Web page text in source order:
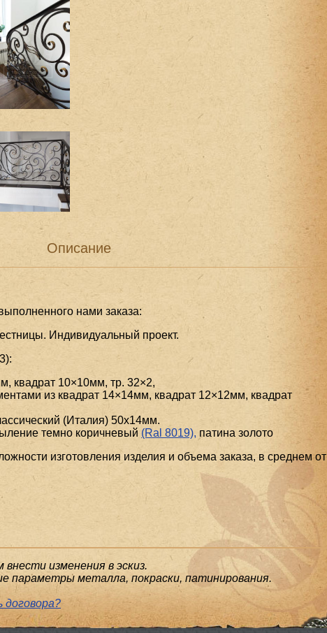
Описание
нами заказа:
Индивидуальный проект.
квадрат 10×10мм, тр. 32×2,
из квадрат 14×14мм, квадрат 12×12мм, квадрат
(Италия) 50x14мм.
темно коричневый (Ral 8019), патина золото
изготовления изделия и объема заказа, в среднем от
изменения в эскиз.
параметры металла, покраски, патинирования.